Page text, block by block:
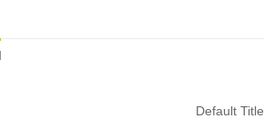
Default Title